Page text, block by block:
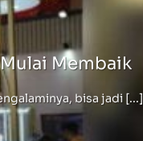
Membaik
bisa jadi [...]